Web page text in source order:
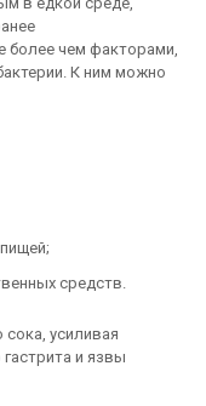
более чем факторами,
К ним можно
средств.
усиливая
и язвы